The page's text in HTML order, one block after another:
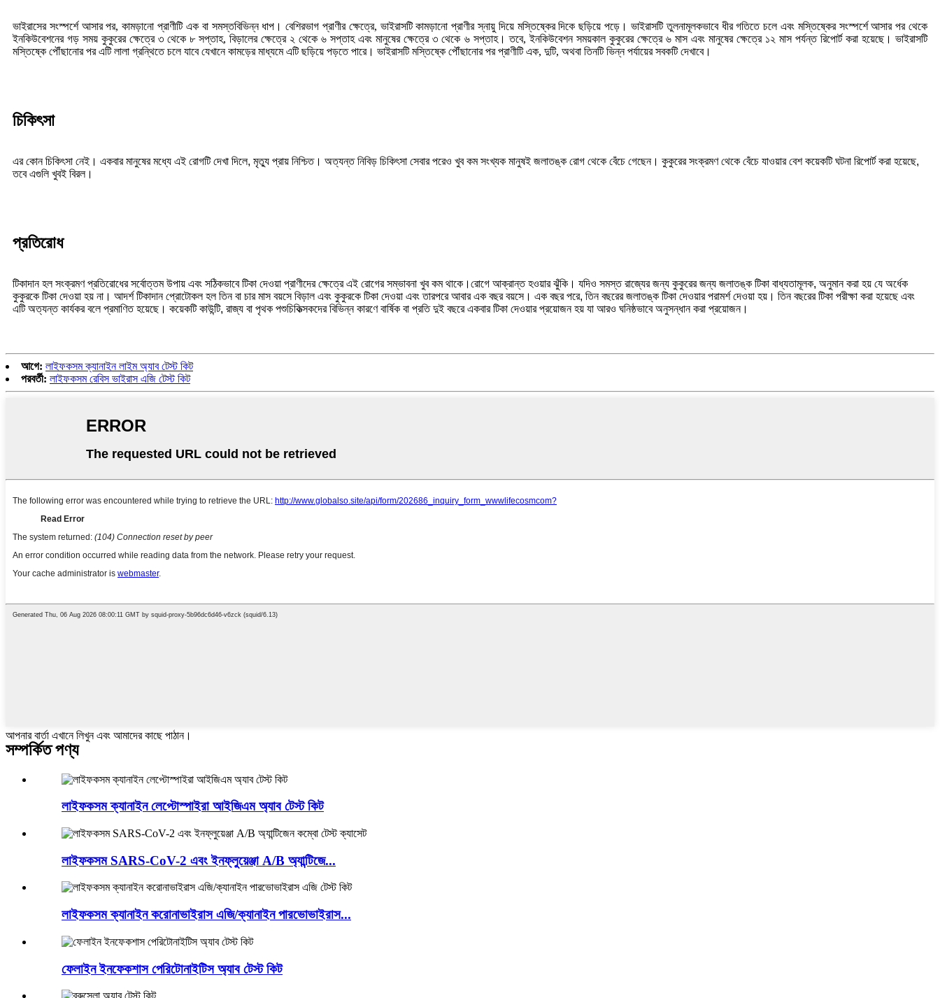
ভাইরাসের সংস্পর্শে আসার পর, কামড়ানো প্রাণীটি এক বা সমস্তবিভিন্ন ধাপ। বেশিরভাগ প্রাণীর ক্ষেত্রে, ভাইরাসটি কামড়ানো প্রাণীর স্নায়ু দিয়ে মস্তিষ্কের দিকে ছড়িয়ে পড়ে। ভাইরাসটি তুলনামূলকভাবে ধীর গতিতে চলে এবং মস্তিষ্কের সংস্পর্শে আসার পর থেকে
ইনকিউবেশনের গড় সময় কুকুরের ক্ষেত্রে ৩ থেকে ৮ সপ্তাহ, বিড়ালের ক্ষেত্রে ২ থেকে ৬ সপ্তাহ এবং মানুষের ক্ষেত্রে ৩ থেকে ৬ সপ্তাহ। তবে, ইনকিউবেশন সময়কাল কুকুরের ক্ষেত্রে ৬ মাস এবং মানুষের ক্ষেত্রে ১২ মাস পর্যন্ত রিপোর্ট করা হয়েছে। ভাইরাসটি
মস্তিষ্কে পৌঁছানোর পর এটি লালা গ্রন্থিতে চলে যাবে যেখানে কামড়ের মাধ্যমে এটি ছড়িয়ে পড়তে পারে। ভাইরাসটি মস্তিষ্কে পৌঁছানোর পর প্রাণীটি এক, দুটি, অথবা তিনটি ভিন্ন পর্যায়ের সবকটি দেখাবে।
চিকিৎসা
এর কোন চিকিৎসা নেই। একবার মানুষের মধ্যে এই রোগটি দেখা দিলে, মৃত্যু প্রায় নিশ্চিত। অত্যন্ত নিবিড় চিকিৎসা সেবার পরেও খুব কম সংখ্যক মানুষই জলাতঙ্ক রোগ থেকে বেঁচে গেছেন। কুকুরের সংক্রমণ থেকে বেঁচে যাওয়ার বেশ কয়েকটি ঘটনা রিপোর্ট করা হয়েছে,
তবে এগুলি খুবই বিরল।
প্রতিরোধ
টিকাদান হল সংক্রমণ প্রতিরোধের সর্বোত্তম উপায় এবং সঠিকভাবে টিকা দেওয়া প্রাণীদের ক্ষেত্রে এই রোগের সম্ভাবনা খুব কম থাকে। রোগে আক্রান্ত হওয়ার ঝুঁকি। যদিও সমস্ত রাজ্যের জন্য কুকুরের জন্য জলাতঙ্ক টিকা বাধ্যতামূলক, অনুমান করা হয় যে অর্ধেক
কুকুরকে টিকা দেওয়া হয় না। আদর্শ টিকাদান প্রোটোকল হল তিন বা চার মাস বয়সে বিড়াল এবং কুকুরকে টিকা দেওয়া এবং তারপরে আবার এক বছর বয়সে। এক বছর পরে, তিন বছরের জলাতঙ্ক টিকা দেওয়ার পরামর্শ দেওয়া হয়। তিন বছরের টিকা পরীক্ষা করা হয়েছে এবং
এটি অত্যন্ত কার্যকর বলে প্রমাণিত হয়েছে। কয়েকটি কাউন্টি, রাজ্য বা পৃথক পশুচিকিত্সকদের বিভিন্ন কারণে বার্ষিক বা প্রতি দুই বছরে একবার টিকা দেওয়ার প্রয়োজন হয় যা আরও ঘনিষ্ঠভাবে অনুসন্ধান করা প্রয়োজন।
আগে: লাইফকসম ক্যানাইন লাইম অ্যাব টেস্ট কিট
পরবর্তী: লাইফকসম রেবিস ভাইরাস এজি টেস্ট কিট
আপনার বার্তা এখানে লিখুন এবং আমাদের কাছে পাঠান।
সম্পর্কিত পণ্য
লাইফকসম ক্যানাইন লেপ্টোস্পাইরা আইজিএম অ্যাব টেস্ট কিট
লাইফকসম SARS-CoV-2 এবং ইনফ্লুয়েঞ্জা A/B অ্যান্টিজে...
লাইফকসম ক্যানাইন করোনাভাইরাস এজি/ক্যানাইন পারভোভাইরাস...
ফেলাইন ইনফেকশাস পেরিটোনাইটিস অ্যাব টেস্ট কিট